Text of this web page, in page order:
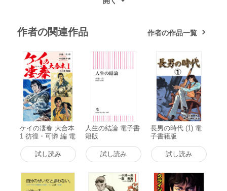
作者の関連作品 作者の作品一覧
ケイの凄春 大合本
1 彷徨・可憐 編 電
子書籍版
試し読み
人生の結論 電子書
籍版
試し読み
長男の時代 (1) 電
子書籍版
試し読み